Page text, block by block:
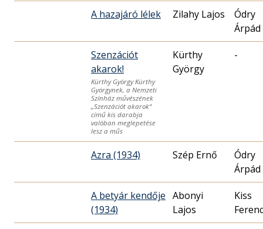
A hazajáró lélek Zilahy Lajos
Ódry
Árpád
Szenzációt
akarok!
Kürthy György Kürthy
Györgynek, a Nemzeti
Színház művészének
„Szenzációt akarok“
című kis darabja
valóban meglepetése
lesz a műs
Kürthy
György
-
Azra (1934) Szép Ernő
Ódry
Árpád
A betyár kendője
(1934)
Abonyi
Lajos
Kiss
Ferenc